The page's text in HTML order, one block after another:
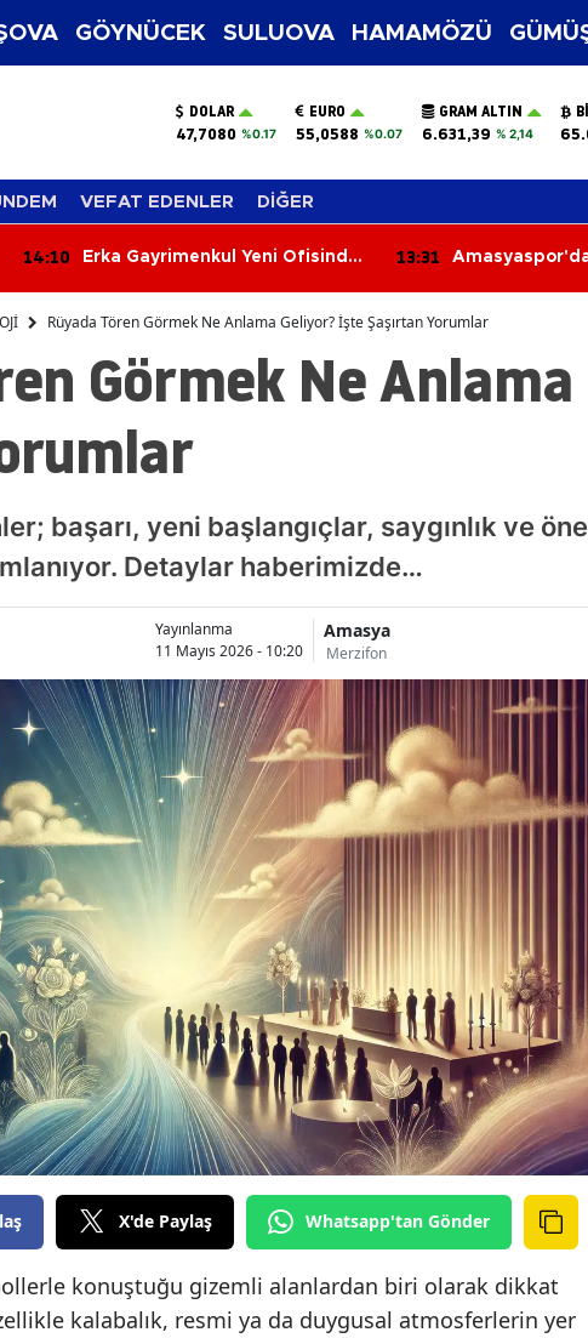
GÖYNÜCEK SULUOVA HAMAMÖZÜ
DOLAR
47,7080 %0.17
EURO
55,0588 %0.07
GRAM ALTIN
6.631,39 % 2,14
VEFAT EDENLER DİĞER
14:10
Erka Gayrimenkul Yeni Ofisinde
13:31
Rüyada Tören Görmek Ne Anlama Geliyor? İşte Şaşırtan Yorumlar
Görmek Ne
başarı, yeni başlangıçlar, saygınlık ve
Detaylar haberimizde…
Yayınlanma
11 Mayıs 2026 - 10:20
Amasya
Merzifon
X'de Paylaş Whatsapp'tan Gönder
konuştuğu gizemli alanlardan biri olarak dikkat
kalabalık, resmi ya da duygusal atmosferlerin yer